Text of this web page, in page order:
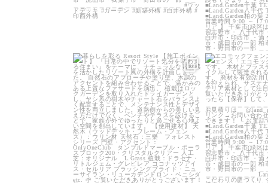
land_garden
25 0